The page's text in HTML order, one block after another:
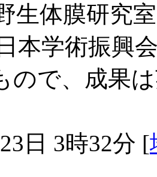
生体膜研究
本学術振興
ので、成果
日 3時32分 [